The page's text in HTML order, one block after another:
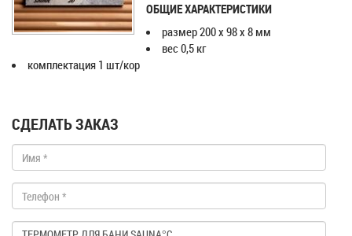
ОБЩИЕ ХАРАКТЕРИСТИКИ
размер 200 x 98 x 8 мм
вес 0,5 кг
комплектация 1 шт/кор
СДЕЛАТЬ ЗАКАЗ